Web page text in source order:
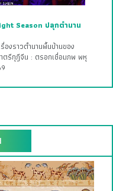
Season ปลุกตำนาน
องราวตำนานพื้นบ้านของ
ตรีกุฎีจีน : ตรอกเชื่อมภพ พหุ